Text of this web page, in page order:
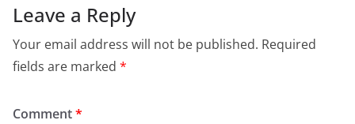
Leave a Reply
Your email address will not be published. Required
fields are marked *
Comment*